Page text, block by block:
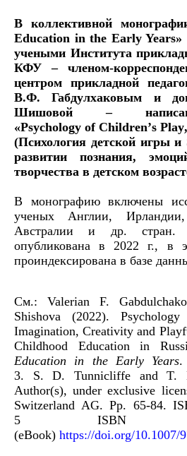
В коллективной
Education in the Early
учеными Института
КФУ – членом-
центром прикладной
В.Ф. Габдулхаковым и
Шишовой –
«Psychology of Children’s Play,
(Психология детской игры и
развитии познания,
творчества в детском
В монографию включены
ученых Англии,
Австралии и др. стран.
опубликована в 2022 г., в
проиндексирована в базе
См.: Valerian F.
Shishova (2022).
Imagination, Creativity and
Childhood
Education in
Education
in the Early Years.
3. S. D. Tunnicliffe and T.
Author(s), under exclusive
Switzerland AG. Pp. 65-84.
5 ISBN978-
(eBook) https://doi.org/10.1007/